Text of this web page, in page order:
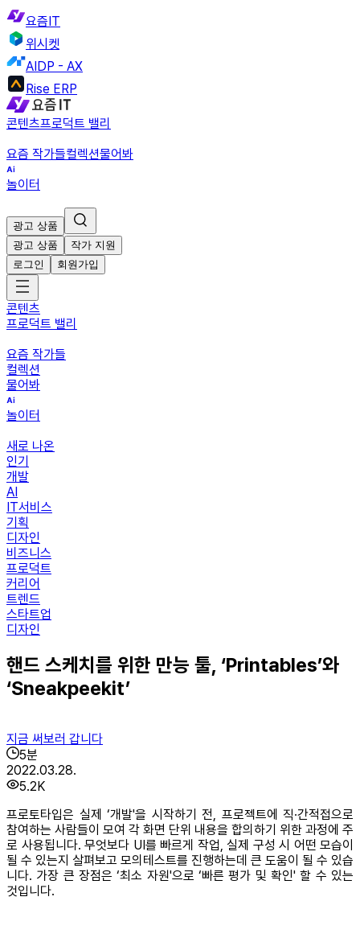
요즘IT
위시켓
AIDP - AX
Rise ERP
콘텐츠프로덕트 밸리
요즘 작가들컬렉션물어봐
놀이터
광고 상품
광고 상품
작가 지원
로그인
회원가입
콘텐츠
프로덕트 밸리
요즘 작가들
컬렉션
물어봐
놀이터
새로 나온
인기
개발
AI
IT서비스
기획
디자인
비즈니스
프로덕트
커리어
트렌드
스타트업
디자인
핸드 스케치를 위한 만능 툴, ‘Printables’와
‘Sneakpeekit’
지금 써보러 갑니다
5분
2022.03.28.
5.2K
프로토타입은 실제 ‘개발'을 시작하기 전, 프로젝트에 직∙간적접으로
참여하는 사람들이 모여 각 화면 단위 내용을 합의하기 위한 과정에 주
로 사용됩니다. 무엇보다 UI를 빠르게 작업, 실제 구성 시 어떤 모습이
될 수 있는지 살펴보고 모의테스트를 진행하는데 큰 도움이 될 수 있습
니다. 가장 큰 장점은 ‘최소 자원'으로 ‘빠른 평가 및 확인' 할 수 있는
것입니다.